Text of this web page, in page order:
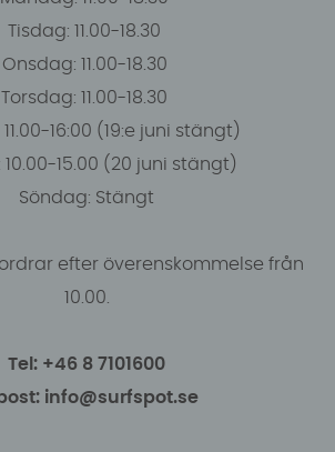
Tisdag: 11.00-18.30
Onsdag: 11.00-18.30
Torsdag: 11.00-18.30
16:00 (19:e juni stängt)
10.00-15.00 (20 juni stängt)
Söndag: Stängt
efter överenskommelse från
10.00.
Tel: +46 8 7101600
info@surfspot.se